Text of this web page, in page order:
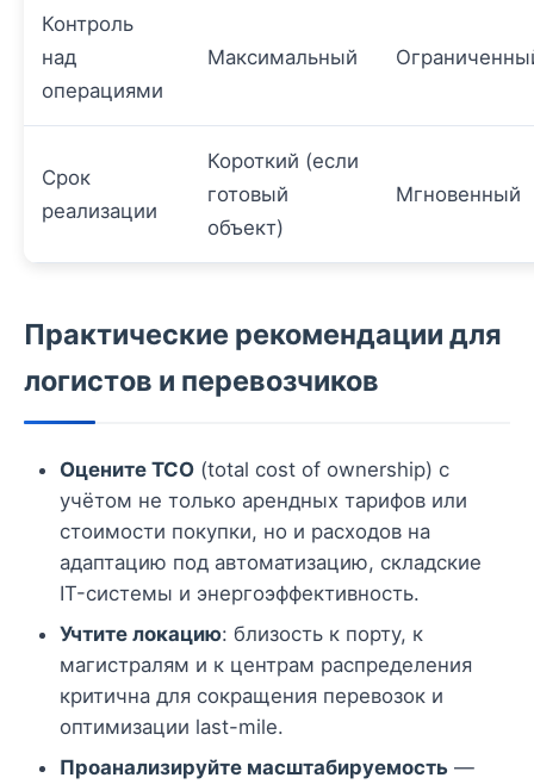
Контроль
над
операциями
Максимальный
Срок
реализации
Короткий (если
готовый
объект)
Мгновенный
Практические рекомендации для
логистов и перевозчиков
Оцените TCO (total cost of ownership) с
учётом не только арендных тарифов или
стоимости покупки, но и расходов на
адаптацию под автоматизацию, складские
IT-системы и энергоэффективность.
Учтите локацию: близость к порту, к
магистралям и к центрам распределения
критична для сокращения перевозок и
оптимизации last-mile.
Проанализируйте масштабируемость —